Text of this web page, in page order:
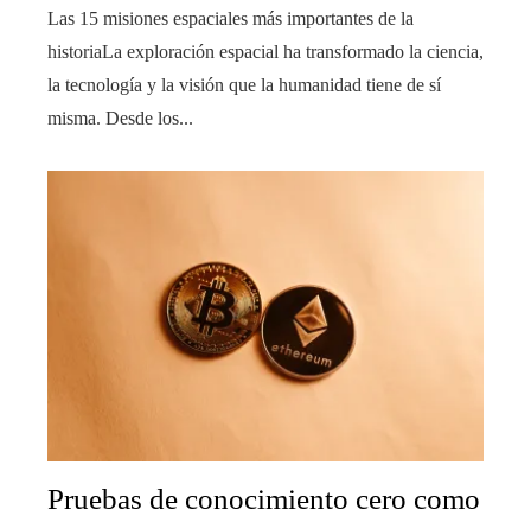
Las 15 misiones espaciales más importantes de la
historiaLa exploración espacial ha transformado la ciencia,
la tecnología y la visión que la humanidad tiene de sí
misma. Desde los...
Pruebas de conocimiento cero como